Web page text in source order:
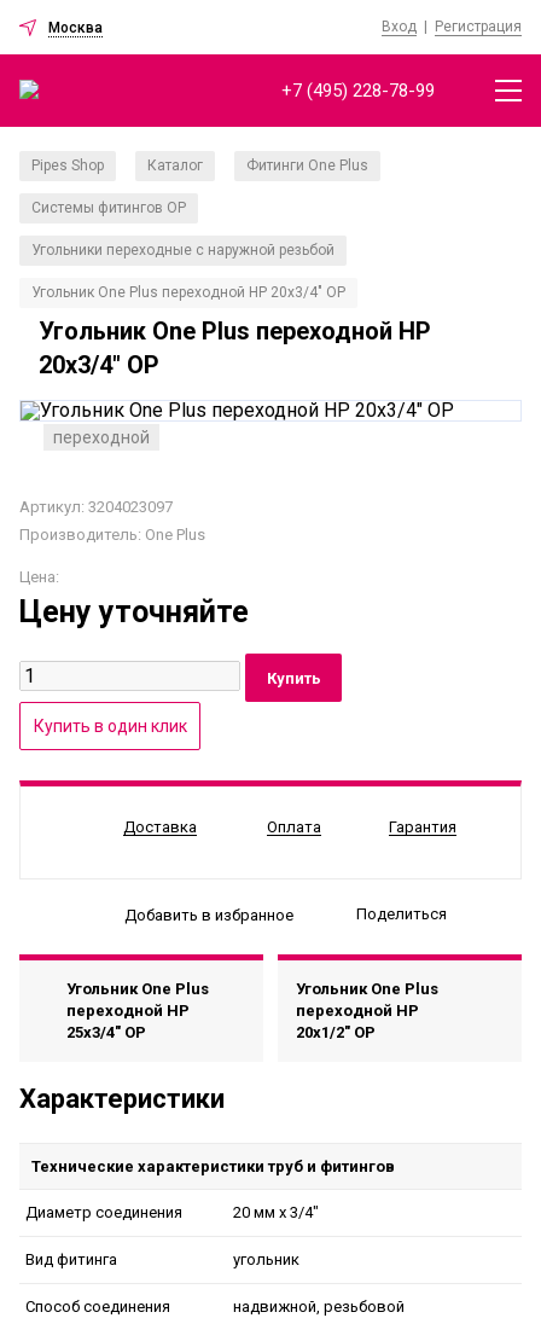
Москва Вход | Регистрация
+7 (495) 228-78-99
Pipes Shop Каталог Фитинги One Plus
Системы фитингов OP
Угольники переходные с наружной резьбой
Угольник One Plus переходной НР 20x3/4" OP
Угольник One Plus переходной НР
20x3/4" OP
переходной
Артикул: 3204023097
Производитель: One Plus
Цена:
Цену уточняйте
Доставка Оплата Гарантия
Добавить в избранное Поделиться
Угольник One Plus
переходной НР
25x3/4" OP
Угольник One Plus
переходной НР
20x1/2" OP
Характеристики
Технические характеристики труб и фитингов
Диаметр соединения 20 мм x 3/4"
Вид фитинга угольник
Способ соединения надвижной, резьбовой